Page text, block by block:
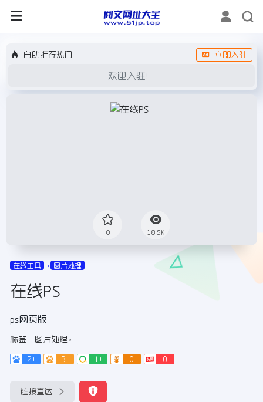
自助推荐热门 立即入驻
欢迎入驻！
0 18.5K
在线工具 图片处理
在线PS
ps网页版
标签： 图片处理
2+ 3- 1+ 0 0
链接直达